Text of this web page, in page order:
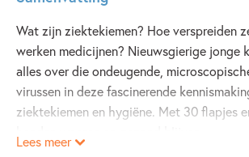
Wat zijn ziektekiemen? Hoe verspreiden
werken medicijnen? Nieuwsgierige jonge
alles over die ondeugende,
virussen in deze fascinerende
ziektekiemen en hygiëne. Met 30 flapjes
Lees meer